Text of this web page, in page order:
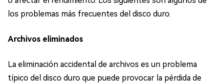
los problemas más frecuentes del disco duro.
Archivos eliminados
La eliminación accidental de archivos es un problema
típico del disco duro que puede provocar la pérdida de